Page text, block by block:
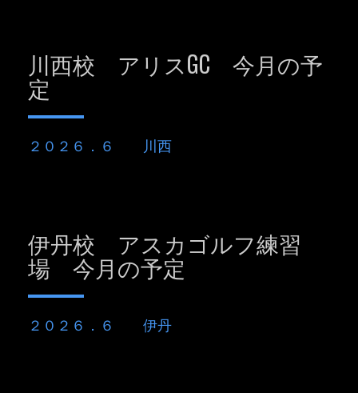
川西校 アリスGC 今月の予
定
２０２６．６ 川西
伊丹校 アスカゴルフ練習
場 今月の予定
２０２６．６ 伊丹